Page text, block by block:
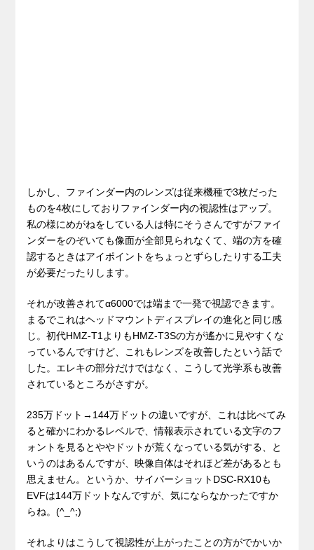
しかし、ファインダー内のレンズは従来機種で3枚だった
ものを4枚にしておりファインダー内の視認性はアップ。
私の様にめがねをしている人は特にそうさんですがファイ
ンダーをのぞいても像面が全部見られなくて、端の方を確
認するときはアイポイントをちょっとずらしたりする工夫
が必要だったりします。
それが改善されてα6000では端まで一発で視認できます。
まるでこれはヘッドマウントディスプレイの進化と同じ感
じ。初代HMZ-T1よりもHMZ-T3Sの方が遙かに見やすくな
っているんですけど、これもレンズを改善したという話で
した。エレキの部分だけではなく、こうして光学系も改善
されているところがさすが。
235万ドット→144万ドットの違いですが、これは比べてみ
ると確かにわかるレベルで、情報表示されている文字のフ
ォントを見るとややドットが荒くなっている気がする、と
いうのはあるんですが、映像自体はそれほど差があるとも
思えません。というか、サイバーショットDSC-RX10も
EVFは144万ドットなんですが、気にならなかったですか
らね。(^_^;)
それよりはこうして視認性が上がったことの方がでかいか